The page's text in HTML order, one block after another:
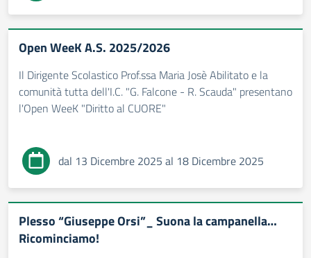
Open WeeK A.S. 2025/2026
Il Dirigente Scolastico Prof.ssa Maria Josè Abilitato e la
comunità tutta dell'I.C. "G. Falcone - R. Scauda" presentano
l'Open WeeK "Diritto al CUORE"
dal 13 Dicembre 2025 al 18 Dicembre 2025
Plesso “Giuseppe Orsi”_ Suona la campanella…
Ricominciamo!